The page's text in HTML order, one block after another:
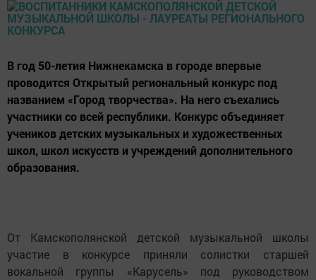
В год 50-летия Нижнекамска в городе впервые
проводится Открытый региональный конкурс под
названием «Город творчества». На него съехались
участники со всей республики. Конкурс объединяет
учеников детских музыкальных и художественных
школ, школ искусств и учреждений дополнительного
образования.
От Камскополянской детской музыкальной школы
участие в конкурсе приняли солистки старшей
вокальной группы «Карусель» под руководством